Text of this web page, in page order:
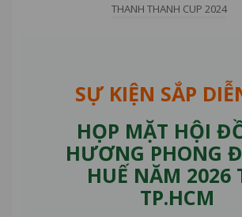
THANH THANH CUP 2024
SỰ KIỆN SẮP
HỌP MẶT HỘI
HƯƠNG PHONG
HUẾ NĂM 2026
TP.HCM